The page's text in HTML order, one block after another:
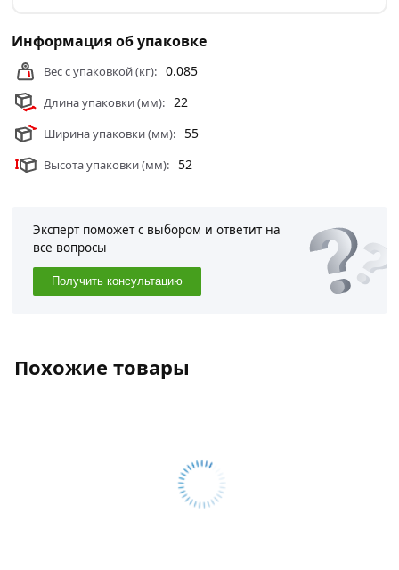
Информация об упаковке
Вес с упаковкой (кг): 0.085
Длина упаковки (мм): 22
Ширина упаковки (мм): 55
Высота упаковки (мм): 52
Эксперт поможет с выбором и ответит на
все вопросы
Получить консультацию
Похожие товары